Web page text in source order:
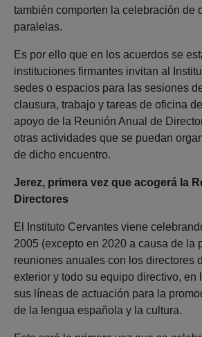
también comporten la celebración de
paralelas.
Es por ello que en los acuerdos se
instituciones firmantes invitan al
sedes o espacios para las sesiones
clausura, trabajo y tareas de oficina
apoyo de la Reunión Anual de
otras actividades que se puedan
de dicho encuentro.
Jerez, primera vez que acogerá la
Directores
El Instituto Cervantes viene
2005 (excepto en 2020 a causa de la
reuniones anuales con los directores
exterior y todo su equipo directivo, en
sus líneas de actuación para la
de la lengua española y la cultura.